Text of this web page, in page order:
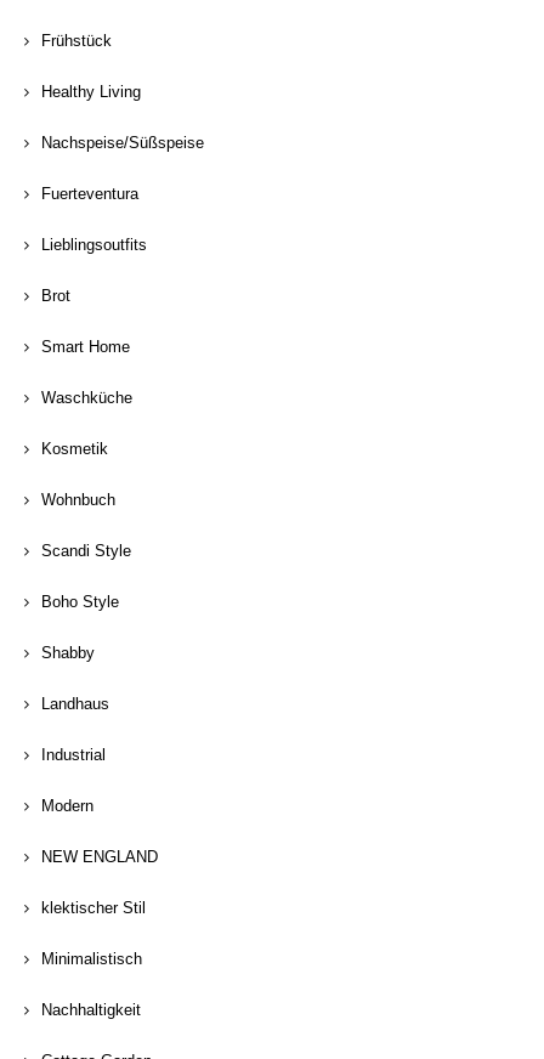
Frühstück
Healthy Living
Nachspeise/Süßspeise
Fuerteventura
Lieblingsoutfits
Brot
Smart Home
Waschküche
Kosmetik
Wohnbuch
Scandi Style
Boho Style
Shabby
Landhaus
Industrial
Modern
NEW ENGLAND
klektischer Stil
Minimalistisch
Nachhaltigkeit